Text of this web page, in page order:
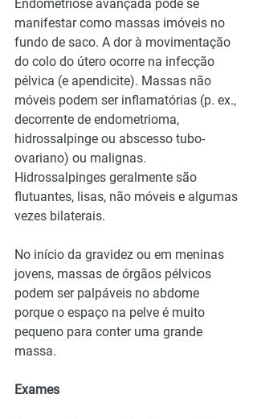
Endometriose avançada pode se
manifestar como massas imóveis no
fundo de saco. A dor à movimentação
do colo do útero ocorre na infecção
pélvica (e apendicite). Massas não
móveis podem ser inflamatórias (p. ex.,
decorrente de endometrioma,
hidrossalpinge ou abscesso tubo-
ovariano) ou malignas.
Hidrossalpinges geralmente são
flutuantes, lisas, não móveis e algumas
vezes bilaterais.
No início da gravidez ou em meninas
jovens, massas de órgãos pélvicos
podem ser palpáveis no abdome
porque o espaço na pelve é muito
pequeno para conter uma grande
massa.
Exames